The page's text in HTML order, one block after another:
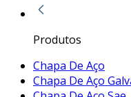
Produtos
Chapa De Aço
Chapa De Aço